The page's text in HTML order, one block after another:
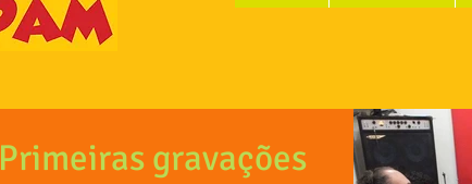
Primeiras gravações